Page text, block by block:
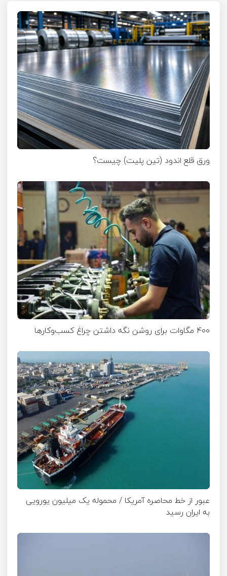
ورق قلع اندود (تین پلیت) چیست؟
۴۰۰ مگاوات برای روشن نگه داشتن چراغ کسب‌وکار‌ها
عبور از خط محاصره آمریکا / محموله یک میلیون یورویی
به ایران رسید